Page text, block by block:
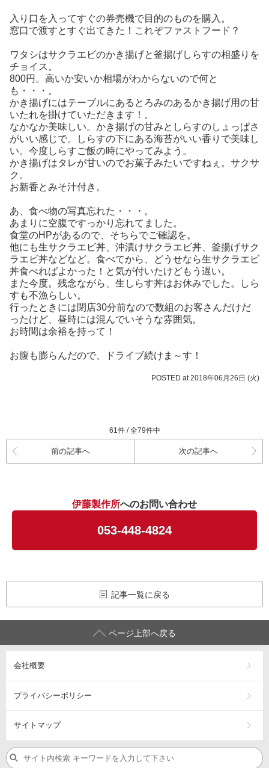
入り口を入ってすぐの券売機で目的のものを購入。
窓口で渡すとすぐ出てきた！これぞファストフード？
ワタシはサクラエビのかき揚げと釜揚げしらすの相盛りを
チョイス。
800円。高いか安いか相場がわからないので何と
も・・・。
かき揚げにはテーブルにあるとろみのあるかき揚げ用の甘
いたれを掛けていただきます！。
なかなか美味しい。かき揚げの甘みとしらすのしょっぱさ
がいい感じで。しらすの下にある海苔がいい香りで美味し
い。今度しらすご飯の時にやってみよう。
かき揚げはタレが甘いのでお菓子みたいですねぇ。サクサ
ク。
お新香とみそ汁付き。
あ、食べ物の写真忘れた・・・。
あまりに空腹ですっかり忘れてました。
食堂のHPがあるので、そちらでご確認を。
他にも生サクラエビ丼、沖漬けサクラエビ丼、釜揚げサク
ラエビ丼などなど。食べてから、どうせなら生サクラエビ
丼食べればよかった！と気が付いたけどもう遅い。
また今度。残念ながら、生しらす丼はお休みでした。しら
すも不漁らしい。
行ったときには閉店30分前なので数組のお客さんだけだ
ったけど、昼時には混んでいそうな雰囲気。
お時間は余裕を持って！
お腹も膨らんだので、ドライブ続けま～す！
POSTED at 2018年06月26日 (火)
61件 / 全79件中
前の記事へ 次の記事へ
伊藤製作所へのお問い合わせ
053-448-4824
記事一覧に戻る
ページ上部へ戻る
会社概要
プライバシーポリシー
サイトマップ